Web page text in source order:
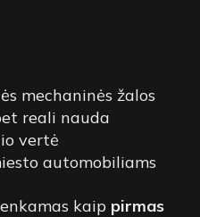
mechaninės žalos
reali nauda
vertė
automobiliams
kaip pirmas